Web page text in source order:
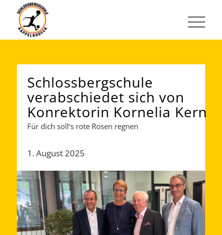
Schlossbergschule
verabschiedet sich von
Konrektorin Kornelia Kern
Für dich soll‘s rote Rosen regnen
1. August 2025